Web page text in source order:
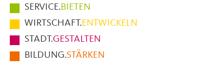
Hauptmenüpunkte
im
Fußbereich
der
Seite
SERVICE.BIETEN
WIRTSCHAFT.ENTWICKELN
STADT.GESTALTEN
BILDUNG.STÄRKEN